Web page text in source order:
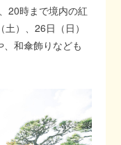
20時まで境内の紅
）、26日（日）
和傘飾りなども